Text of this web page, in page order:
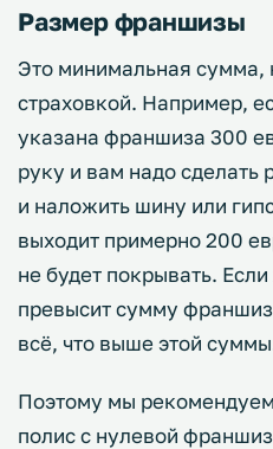
Размер франшизы
Это минимальная сумма,
страховкой. Например,
указана франшиза 300
руку и вам надо сделать
и наложить шину или
выходит примерно 200
не будет покрывать.
превысит сумму
всё, что выше этой
Поэтому мы
полис с нулевой